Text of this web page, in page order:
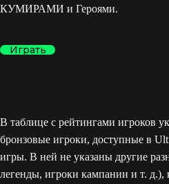
КУМИРАМИ и Героями.
Играть
В таблице с рейтингами игроков
бронзовые игроки, доступные в
игры. В ней не указаны другие
легенды, игроки кампании и т. д.),